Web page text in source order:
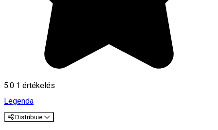
5.0 1 értékelés
Legenda
Distribuie